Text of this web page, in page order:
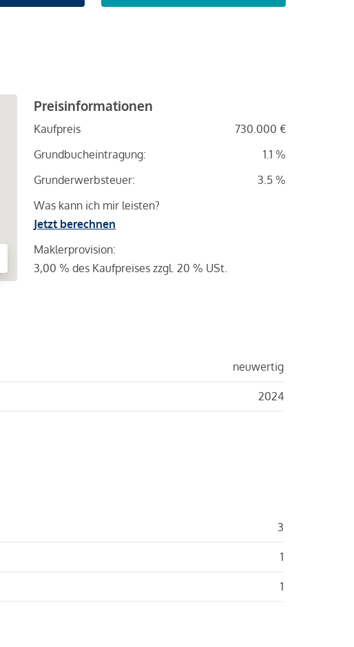
Preisinformationen
Kaufpreis
730.000 €
Grundbucheintragung:
1.1 %
Grunderwerbsteuer:
3.5 %
Was kann ich mir leisten?
Jetzt berechnen
Maklerprovision:
3,00 % des Kaufpreises zzgl. 20 % USt.
neuwertig
2024
3
1
1